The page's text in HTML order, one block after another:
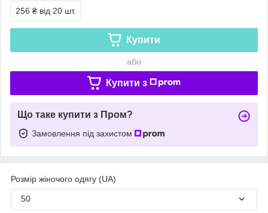
256 ₴ від 20 шт.
Купити
або
Купити з
Що таке купити з Пром?
Замовлення під захистом
Розмір жіночого одягу (UA)
50